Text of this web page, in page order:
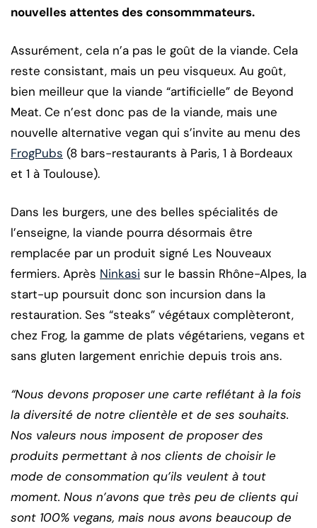
nouvelles attentes des consommmateurs.
Assurément, cela n’a pas le goût de la viande. Cela
reste consistant, mais un peu visqueux. Au goût,
bien meilleur que la viande “artificielle” de Beyond
Meat. Ce n’est donc pas de la viande, mais une
nouvelle alternative vegan qui s’invite au menu des
FrogPubs (8 bars-restaurants à Paris, 1 à Bordeaux
et 1 à Toulouse).
Dans les burgers, une des belles spécialités de
l’enseigne, la viande pourra désormais être
remplacée par un produit signé Les Nouveaux
fermiers. Après Ninkasi sur le bassin Rhône-Alpes, la
start-up poursuit donc son incursion dans la
restauration. Ses “steaks” végétaux complèteront,
chez Frog, la gamme de plats végétariens, vegans et
sans gluten largement enrichie depuis trois ans.
“Nous devons proposer une carte reflétant à la fois
la diversité de notre clientèle et de ses souhaits.
Nos valeurs nous imposent de proposer des
produits permettant à nos clients de choisir le
mode de consommation qu’ils veulent à tout
moment. Nous n’avons que très peu de clients qui
sont 100% vegans, mais nous avons beaucoup de